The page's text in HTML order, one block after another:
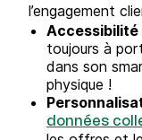
l’engagement
Accessibilité
toujours à
dans son
physique !
données